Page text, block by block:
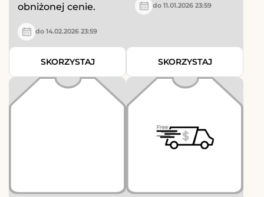
obniżonej cenie.
do 14.02.2026 23:59
SKORZYSTAJ
do 11.01.2026 23:59
SKORZYSTAJ